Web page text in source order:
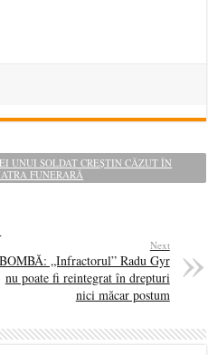
UNUI SOLDAT CREȘTIN CĂZUT ÎN
FUNERARĂ
Next
BOMBĂ: „Infractorul” Radu Gyr
nu poate fi reintegrat în drepturi
nici măcar postum